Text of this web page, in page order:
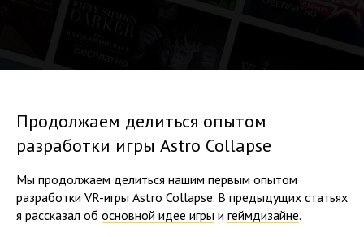
Продолжаем делиться опытом
разработки игры Astro Collapse
Мы продолжаем делиться нашим первым опытом
разработки VR-игры Astro Collapse. В предыдущих статьях
я рассказал об основной идее игры и геймдизайне.